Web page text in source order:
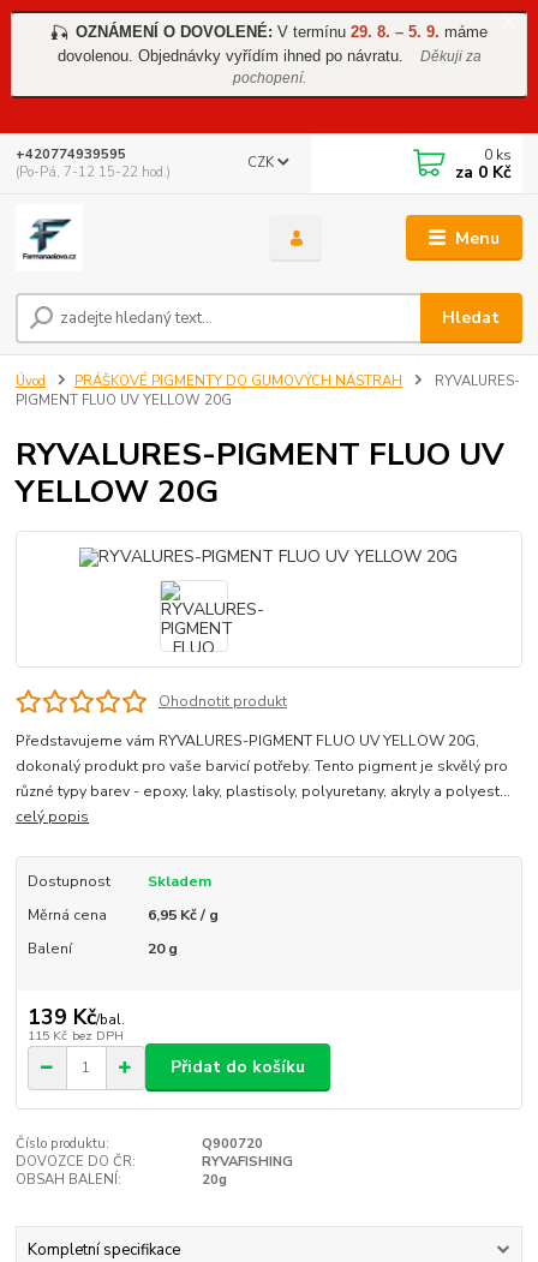
🎣 OZNÁMENÍ O DOVOLENÉ: V termínu 29. 8. – 5. 9. máme
dovolenou. Objednávky vyřídím ihned po návratu.
Děkuji za
pochopení.
Menu
CZK
Hledat
+420774939595
(Po-Pá, 7-12 15-22 hod.)
0 ks
za 0 Kč
Úvod PRÁŠKOVÉ PIGMENTY DO GUMOVÝCH NÁSTRAH
RYVALURES-
PIGMENT FLUO UV YELLOW 20G
RYVALURES-PIGMENT FLUO UV
YELLOW 20G
Ohodnotit produkt
Představujeme vám RYVALURES-PIGMENT FLUO UV YELLOW 20G,
dokonalý produkt pro vaše barvicí potřeby. Tento pigment je skvělý pro
různé typy barev - epoxy, laky, plastisoly, polyuretany, akryly a polyest...
celý popis
Dostupnost
Skladem
Měrná cena
6,95 Kč / g
Balení
20 g
139 Kč/bal.
115 Kč bez DPH
Přidat do košíku
Číslo produktu:
Q900720
DOVOZCE DO ČR:
RYVAFISHING
OBSAH BALENÍ:
20g
Kompletní specifikace